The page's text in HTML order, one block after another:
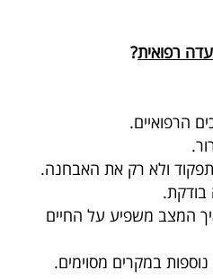
רפואית?
הרפואיים.
ולא רק את האבחנה.
בודקת.
המצב משפיע על החיים
במקרים מסוימים.